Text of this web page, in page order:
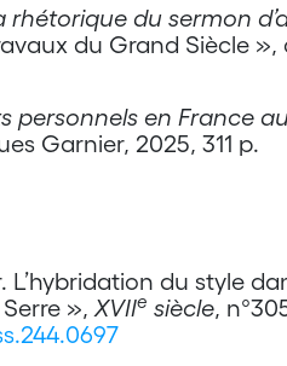
rhétorique du sermon
du Grand Siècle »,
personnels en France
Garnier, 2025, 311 p.
du style
», XVIIe siècle,